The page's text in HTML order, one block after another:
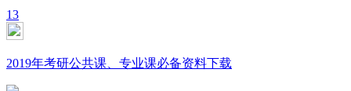
13
2019年考研公共课、专业课必备资料下载